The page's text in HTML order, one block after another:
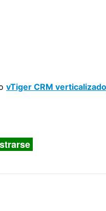
vTiger CRM